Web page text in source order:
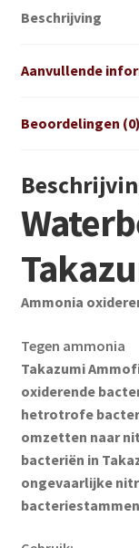
Buxus
Kerst
Over ons
Beschrijving
Aanvullende
Beoordelingen (0)
Ammonia
Tegen ammonia
Takazumi
oxiderende
hetrotrofe
omzetten naar
bacteriën in
ongevaarlijke